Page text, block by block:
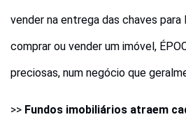
vender na entrega das chaves
comprar ou vender um imóvel,
preciosas, num negócio que
>> Fundos imobiliários atraem